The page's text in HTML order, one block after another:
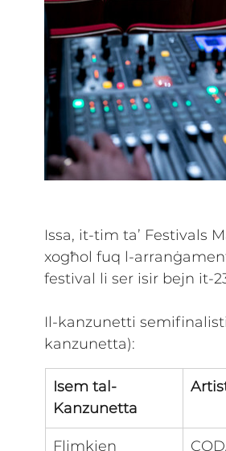
Issa, it-tim ta’ Festivals
xogħol fuq l-
festival li ser isir bejn it-
Il-kanzunetti
kanzunetta):
Isem tal-
Kanzunetta
Flimkien